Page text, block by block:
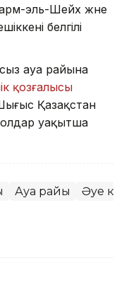
эль-Шейх және
белгілі
ауа райына
қозғалысы
Қазақстан
уақытша
Ауа райы Әуе